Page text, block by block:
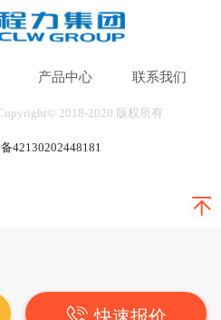
筑工地、房屋拆迁改造现
产品中心 联系我们
2018-2020 版权所有
42130202448181